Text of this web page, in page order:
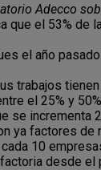
Adecco
el 53% de
el año
trabajos
el 25% y
se incrementa
ya factores de
10
desde el